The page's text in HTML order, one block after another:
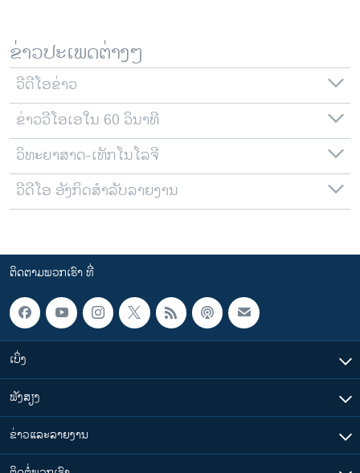
ຂ່າວປະເພດຕ່າງໆ
ວີດີໂອຂ່າວ
ຂ່າວວີໂອເອໃນ 60 ວິນາທີ
ວິທະຍາສາດ-ເທັກໂນໂລຈີ
ວີດີໂອ ອັງກິດສຳລັບລາຍງານ
ຕິດຕາມພວກເຮົາ ທີ່
ເບິ່ງ
ຟັງສຽງ
ຂ່າວແລະລາຍງານ